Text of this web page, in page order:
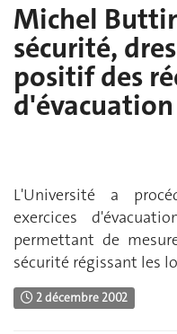
Michel
sécurité,
positif des
L'Université a
exercices
permettant de
sécurité régissant les
2 décembre 2002